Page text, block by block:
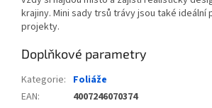
krajiny. Mini sady trsů trávy jsou také ideální
projekty.
Doplňkové parametry
Kategorie: Foliáže
EAN: 4007246070374